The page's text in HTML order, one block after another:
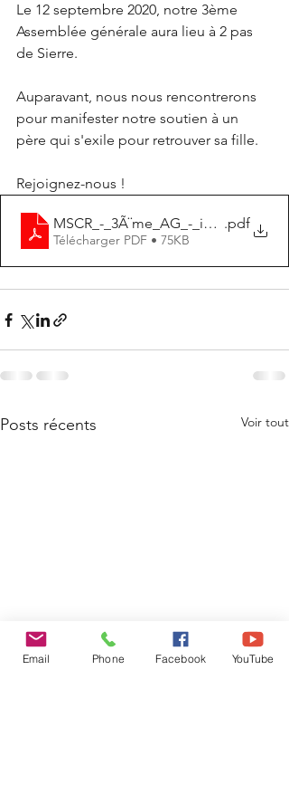
Le 12 septembre 2020, notre 3ème
Assemblée générale aura lieu à 2 pas
de Sierre.
Auparavant, nous nous rencontrerons
pour manifester notre soutien à un
père qui s'exile pour retrouver sa fille.
Rejoignez-nous !
MSCR_-_3Ã¨me_AG_-_invitation
.pdf
Télécharger PDF • 75KB
Posts récents Voir tout
Email Phone Facebook YouTube